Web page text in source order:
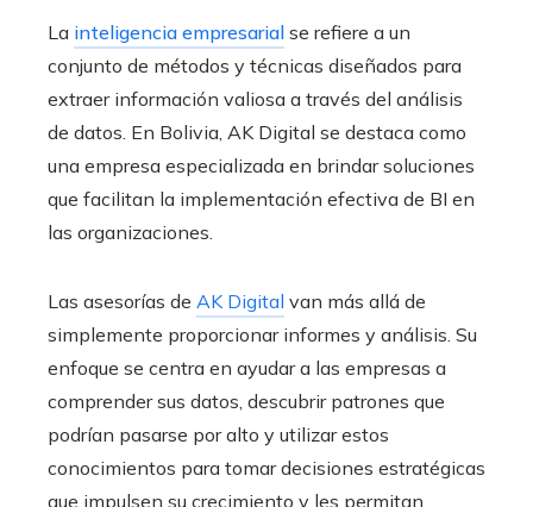
La inteligencia empresarial se refiere a un
conjunto de métodos y técnicas diseñados para
extraer información valiosa a través del análisis
de datos. En Bolivia, AK Digital se destaca como
una empresa especializada en brindar soluciones
que facilitan la implementación efectiva de BI en
las organizaciones.
Las asesorías de AK Digital van más allá de
simplemente proporcionar informes y análisis. Su
enfoque se centra en ayudar a las empresas a
comprender sus datos, descubrir patrones que
podrían pasarse por alto y utilizar estos
conocimientos para tomar decisiones estratégicas
que impulsen su crecimiento y les permitan